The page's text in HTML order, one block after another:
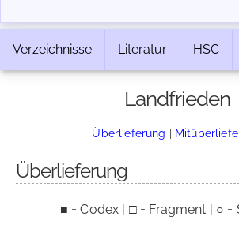
Verzeichnisse Literatur HSC
Landfrieden
Überlieferung |
Überlieferung
■ = Codex | □ = Fragment | ○ =